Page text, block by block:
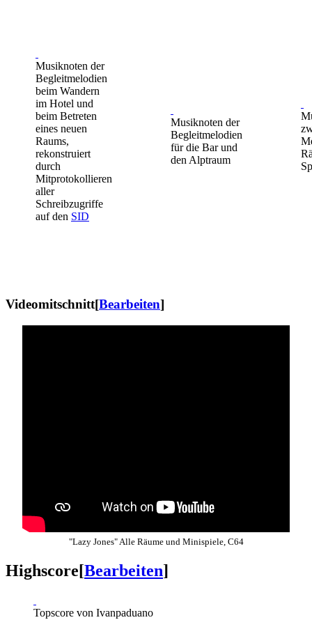
Musiknoten der
Begleitmelodien
beim Wandern
im Hotel und
beim Betreten
eines neuen
Raums,
rekonstruiert
durch
Mitprotokollieren
aller
Schreibzugriffe
auf den SID
Musiknoten der
Begleitmelodien
für die Bar und
den Alptraum
Videomitschnitt[Bearbeiten]
"Lazy Jones" Alle Räume und Minispiele, C64
Highscore[Bearbeiten]
Topscore von Ivanpaduano